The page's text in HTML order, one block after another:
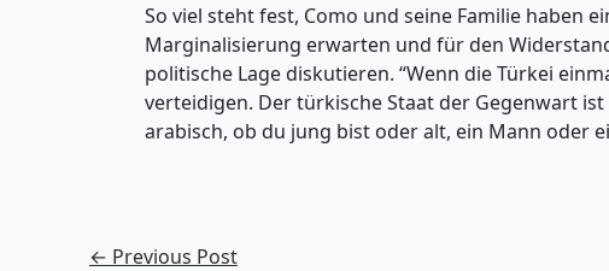
So viel steht fest, Como und seine Familie haben
Marginalisierung erwarten und für den
politische Lage diskutieren. “Wenn die Türkei
verteidigen. Der türkische Staat der Gegenwart
arabisch, ob du jung bist oder alt, ein Mann oder
← Previous Post